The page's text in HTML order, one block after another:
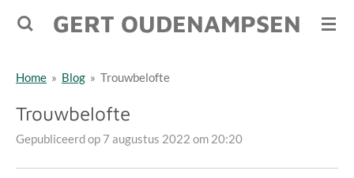
Ga
de
GERT OUDENAMPSEN
Home » Blog » Trouwbelofte
Trouwbelofte
Gepubliceerd op 7 augustus 2022 om 20:20